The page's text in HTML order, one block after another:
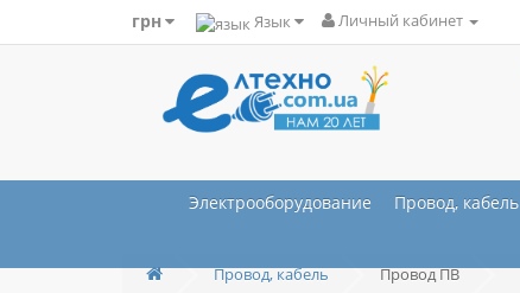
грн Язык Личный кабинет
Электрооборудование Провод, кабель
Провод, кабель Провод ПВ